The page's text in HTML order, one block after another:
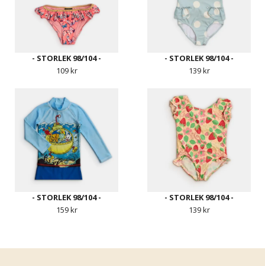
- STORLEK 98/104 -
109 kr
- STORLEK 98/104 -
139 kr
- STORLEK 98/104 -
159 kr
- STORLEK 98/104 -
139 kr